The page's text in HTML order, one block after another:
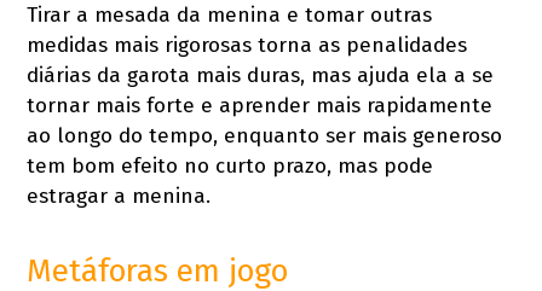
Tirar a mesada da menina e tomar outras
medidas mais rigorosas torna as penalidades
diárias da garota mais duras, mas ajuda ela a se
tornar mais forte e aprender mais rapidamente
ao longo do tempo, enquanto ser mais generoso
tem bom efeito no curto prazo, mas pode
estragar a menina.
Metáforas em jogo